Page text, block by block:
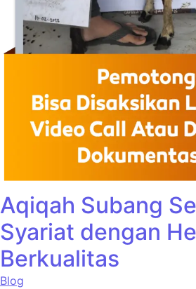
Aqiqah Subang
Syariat dengan
Berkualitas
Blog